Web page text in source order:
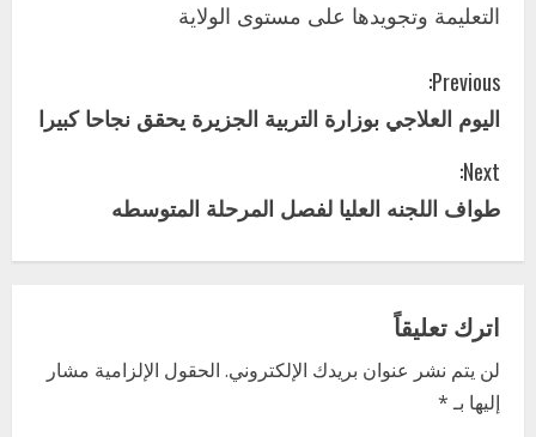
التعليمة وتجويدها على مستوى الولاية
C
o
n
n
u
Previous:
اليوم العلاجي بوزارة التربية الجزيرة يحقق نجاحا كبيرا
Next:
طواف اللجنه العليا لفصل المرحلة المتوسطه
اترك تعليقاً
لن يتم نشر عنوان بريدك الإلكتروني. الحقول الإلزامية مشار
إليها بـ*